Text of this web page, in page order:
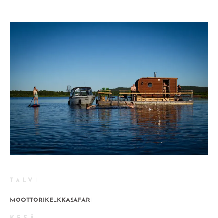
TALVI
MOOTTORIKELKKASAFARI